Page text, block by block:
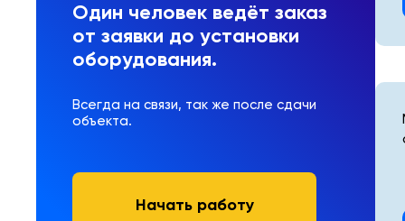
Один человек ведёт заказ
от заявки до установки
оборудования.
Всегда на связи, так же после сдачи
объекта.
Начать работу